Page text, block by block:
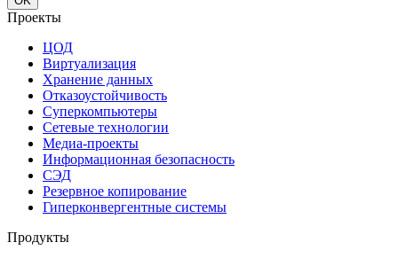
Проекты
ЦОД
Виртуализация
Хранение данных
Отказоустойчивость
Суперкомпьютеры
Сетевые технологии
Медиа-проекты
Информационная безопасность
СЭД
Резервное копирование
Гиперконвергентные системы
Продукты